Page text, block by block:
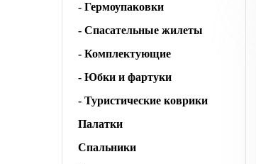
- Гермоупаковки
- Спасательные жилеты
- Комплектующие
- Юбки и фартуки
- Туристические коврики
Палатки
Спальники